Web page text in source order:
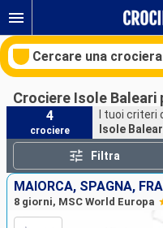
Cercare una crociera
Le nostre destinazioni
Mesi di partenza
Porti
Crociere Isole Baleari
4
crociere
I tuoi criteri
Isole
Filtra
MAIORCA, SPAGNA,
8 giorni, MSC World Europa